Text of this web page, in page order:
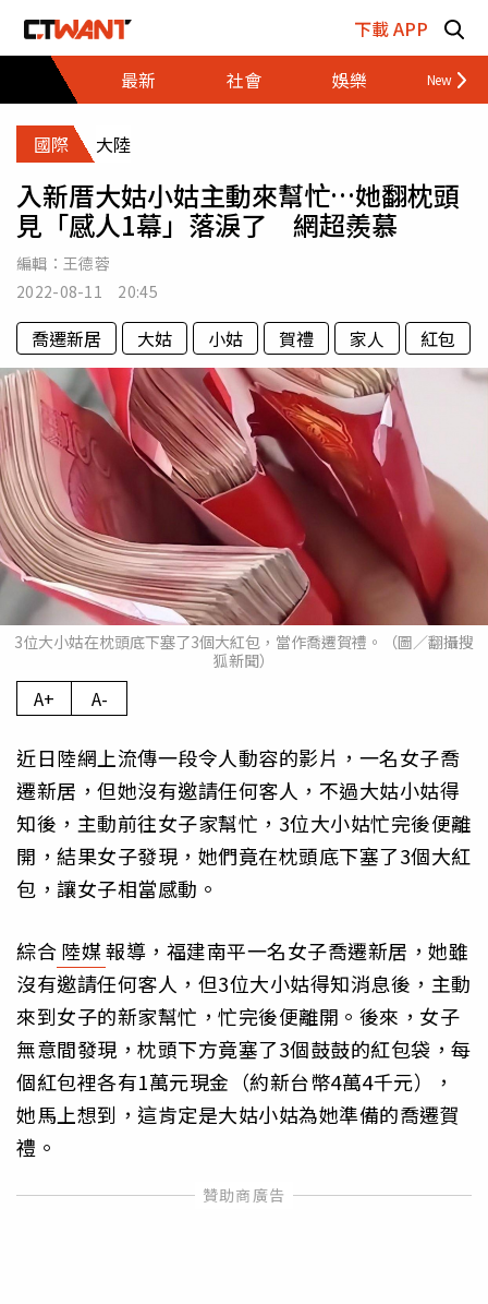
下載 APP
最新
社會 娛樂 財經
國際 大陸
入新厝大姑小姑主動來幫忙…她翻枕頭
見「感人1幕」落淚了 網超羨慕
編輯： 王德蓉
2022-08-11 20:45
喬遷新居 大姑 小姑 賀禮 家人 紅包
3位大小姑在枕頭底下塞了3個大紅包，當作喬遷賀禮。（圖／翻攝搜
狐新聞）
A+ A-
近日陸網上流傳一段令人動容的影片，一名女子喬
遷新居，但她沒有邀請任何客人，不過大姑小姑得
知後，主動前往女子家幫忙，3位大小姑忙完後便離
開，結果女子發現，她們竟在枕頭底下塞了3個大紅
包，讓女子相當感動。
綜合陸媒報導，福建南平一名女子喬遷新居，她雖
沒有邀請任何客人，但3位大小姑得知消息後，主動
來到女子的新家幫忙，忙完後便離開。後來，女子
無意間發現，枕頭下方竟塞了3個鼓鼓的紅包袋，每
個紅包裡各有1萬元現金（約新台幣4萬4千元），
她馬上想到，這肯定是大姑小姑為她準備的喬遷賀
禮。